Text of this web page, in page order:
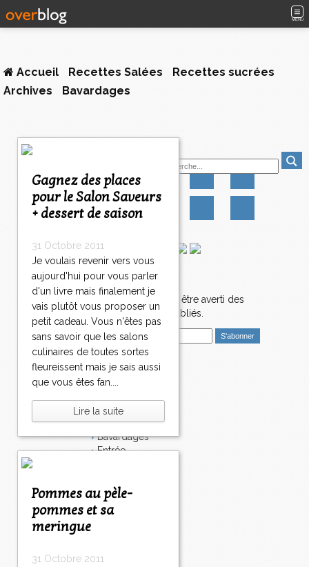
MENU
Accueil Recettes Salées
Recettes sucrées
Archives
Bavardages
Gagnez des places
pour le Salon Saveurs
+ dessert de saison
31 Octobre 2011
Je voulais revenir vers vous
aujourd'hui pour vous parler
d'un livre mais finalement je
vais plutôt vous proposer un
petit cadeau. Vous n'êtes pas
sans savoir que les salons
culinaires de toutes sortes
fleureissent mais je sais aussi
que vous êtes fan....
Lire la suite
Pommes au pèle-
pommes et sa
meringue
31 Octobre 2011
Newsletter
Abonnez-vous pour être averti des
nouveaux articles publiés.
E
m
l
Catégories
Dessert
Plat
Bavardages
Entrée
Apéritif
Fromage
Épices
2